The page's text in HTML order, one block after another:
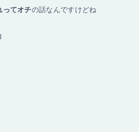
ってオチの話なんですけどね